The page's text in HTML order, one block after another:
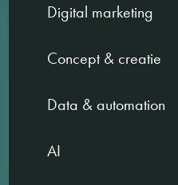
Digital marketing
Concept & creatie
Data & automation
AI